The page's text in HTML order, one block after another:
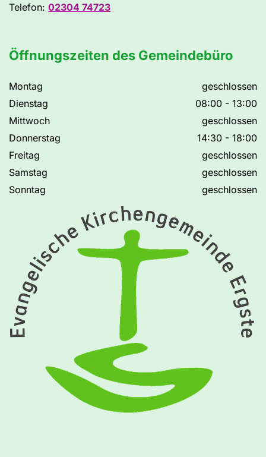
Telefon: 02304 74723
Öffnungszeiten des Gemeindebüro
Montag
geschlossen
Dienstag
08:00 - 13:00
Mittwoch
geschlossen
Donnerstag
14:30 - 18:00
Freitag
geschlossen
Samstag
geschlossen
Sonntag
geschlossen